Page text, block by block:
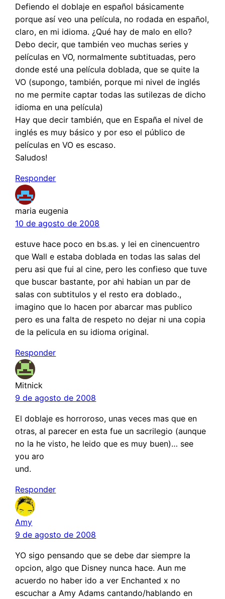
Defiendo el doblaje en español básicamente
porque así veo una película, no rodada en español,
claro, en mi idioma. ¿Qué hay de malo en ello?
Debo decir, que también veo muchas series y
películas en VO, normalmente subtituadas, pero
donde esté una película doblada, que se quite la
VO (supongo, también, porque mi nivel de inglés
no me permite captar todas las sutilezas de dicho
idioma en una película)
Hay que decir también, que en España el nivel de
inglés es muy básico y por eso el público de
películas en VO es escaso.
Saludos!
Responder
maria eugenia
10 de agosto de 2008
estuve hace poco en bs.as. y lei en cinencuentro
que Wall e estaba doblada en todas las salas del
peru asi que fui al cine, pero les confieso que tuve
que buscar bastante, por ahi habian un par de
salas con subtitulos y el resto era doblado.,
imagino que lo hacen por abarcar mas publico
pero es una falta de respeto no dejar ni una copia
de la pelicula en su idioma original.
Responder
Mitnick
9 de agosto de 2008
El doblaje es horroroso, unas veces mas que en
otras, al parecer en esta fue un sacrilegio (aunque
no la he visto, he leido que es muy buen)… see
you aro
und.
Responder
Amy
9 de agosto de 2008
YO sigo pensando que se debe dar siempre la
opcion, algo que Disney nunca hace. Aun me
acuerdo no haber ido a ver Enchanted x no
escuchar a Amy Adams cantando/hablando en